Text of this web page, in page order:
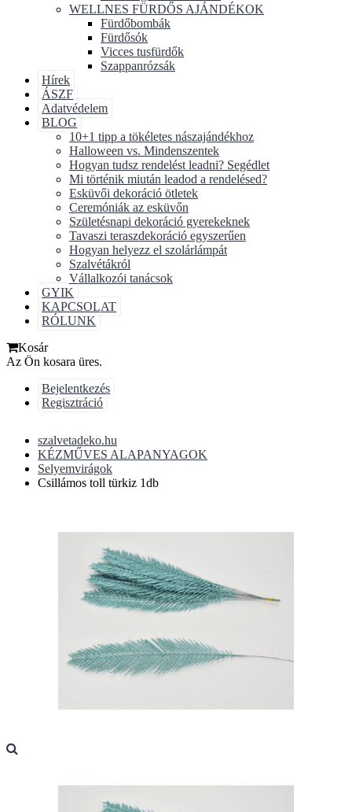
WELLNES FÜRDŐS AJÁNDÉKOK
Fürdőbombák
Fürdősók
Vicces tusfürdők
Szappanrózsák
Hírek
ÁSZF
Adatvédelem
BLOG
10+1 tipp a tökéletes nászajándékhoz
Halloween vs. Mindenszentek
Hogyan tudsz rendelést leadni? Segédlet
Mi történik miután leadod a rendelésed?
Esküvői dekoráció ötletek
Ceremóniák az esküvőn
Születésnapi dekoráció gyerekeknek
Tavaszi teraszdekoráció egyszerűen
Hogyan helyezz el szolárlámpát
Szalvétákról
Vállalkozói tanácsok
GYIK
KAPCSOLAT
RÓLUNK
Kosár
Az Ön kosara üres.
Bejelentkezés
Regisztráció
szalvetadeko.hu
KÉZMŰVES ALAPANYAGOK
Selyemvirágok
Csillámos toll türkiz 1db